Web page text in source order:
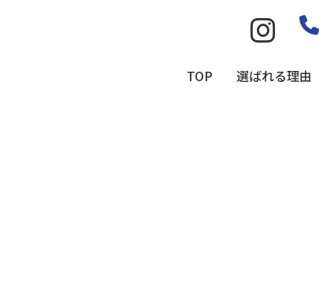
TOP 選ばれる理由